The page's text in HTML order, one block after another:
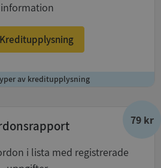
information
av kreditupplysning
79 kr
i lista med registrerade